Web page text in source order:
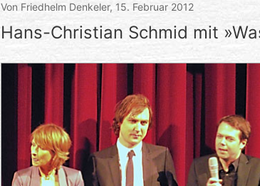
Von Friedhelm Denkeler, 15. Februar 2012
Hans-Christian Schmid mit